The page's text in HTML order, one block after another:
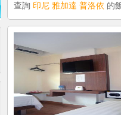
查詢 印尼 雅加達 普洛依 的